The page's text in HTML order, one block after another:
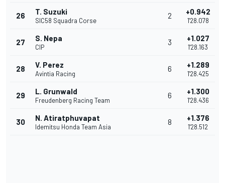
26 T. Suzuki
SIC58 Squadra Corse
2 +0.942
1'28.078
27 S. Nepa
CIP
3 +1.027
1'28.163
28 V. Perez
Avintia Racing
6 +1.289
1'28.425
29 L. Grunwald
Freudenberg Racing Team
6 +1.300
1'28.436
30 N. Atiratphuvapat
Idemitsu Honda Team Asia
8 +1.376
1'28.512